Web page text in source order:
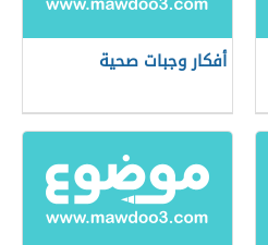
أفكار وجبات صحية